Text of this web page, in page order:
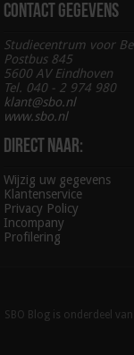
Contact gegevens
Studiecentrum voor
Postbus 845
5600 AV Eindhoven
Tel. 040 - 2 974 980
klant@sbo.nl
www.sbo.nl
Direct naar:
Wijzig uw gegevens
Klantenservice
Privacy Policy
Incompany
Profilering
SBO Blog is onderdeel